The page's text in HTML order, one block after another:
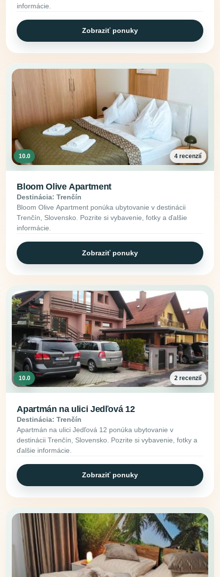
informácie.
Zobraziť ponuky
10.0 4 recenzií
Bloom Olive Apartment
Destinácia: Trenčín
Bloom Olive Apartment ponúka ubytovanie v destinácii
Trenčín, Slovensko. Pozrite si vybavenie, fotky a ďalšie
informácie.
Zobraziť ponuky
10.0 2 recenzií
Apartmán na ulici Jedľová 12
Destinácia: Trenčín
Apartmán na ulici Jedľová 12 ponúka ubytovanie v
destinácii Trenčín, Slovensko. Pozrite si vybavenie, fotky a
ďalšie informácie.
Zobraziť ponuky